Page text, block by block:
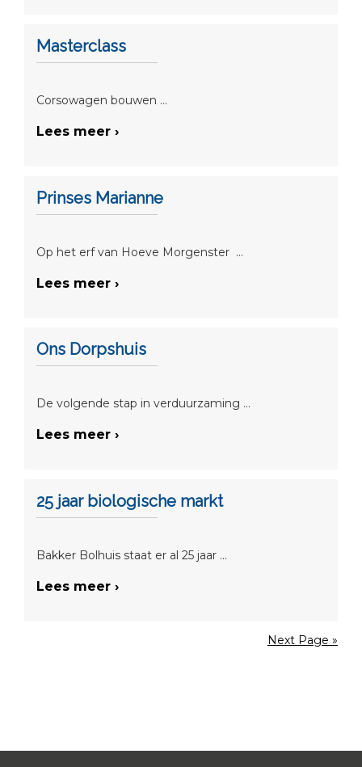
Masterclass
Corsowagen bouwen ...
Lees meer ›
Prinses Marianne
Op het erf van Hoeve Morgenster ...
Lees meer ›
Ons Dorpshuis
De volgende stap in verduurzaming ...
Lees meer ›
25 jaar biologische markt
Bakker Bolhuis staat er al 25 jaar ...
Lees meer ›
Next Page »